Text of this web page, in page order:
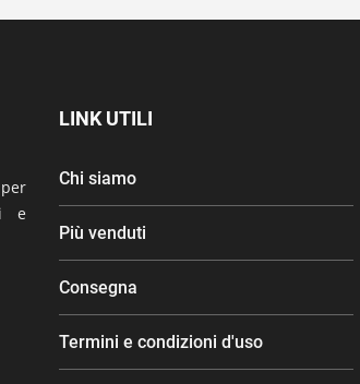
e
LINK UTILI
Chi siamo
Più venduti
Consegna
Termini e condizioni d'uso